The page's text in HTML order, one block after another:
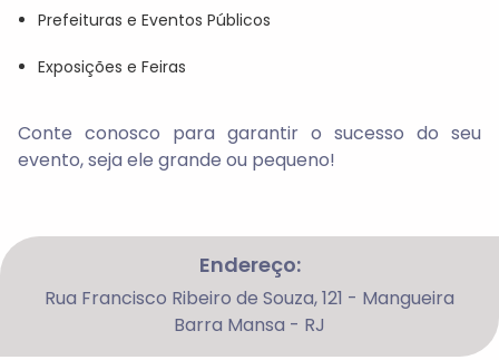
Prefeituras e Eventos Públicos
Exposições e Feiras
Conte conosco para garantir o sucesso do seu
evento, seja ele grande ou pequeno!
Endereço:
Rua Francisco Ribeiro de Souza, 121 - Mangueira
Barra Mansa - RJ